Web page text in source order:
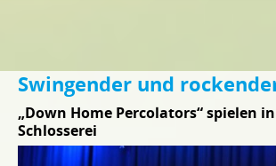
Swingender und
„Down Home Percolators“ spielen
Schlosserei